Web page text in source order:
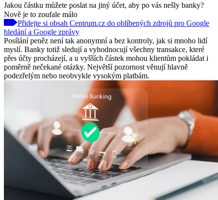
Jakou částku můžete poslat na jiný účet, aby po vás nešly banky?
Nově je to zoufale málo
Přidejte si obsah Centrum.cz do oblíbených zdrojů pro Google
hledání a Google zprávy
Posílání peněz není tak anonymní a bez kontroly, jak si mnoho lidí
myslí. Banky totiž sledují a vyhodnocují všechny transakce, které
přes účty procházejí, a u vyšších částek mohou klientům pokládat i
poměrně nečekané otázky. Největší pozornost věnují hlavně
podezřelým nebo neobvykle vysokým platbám.